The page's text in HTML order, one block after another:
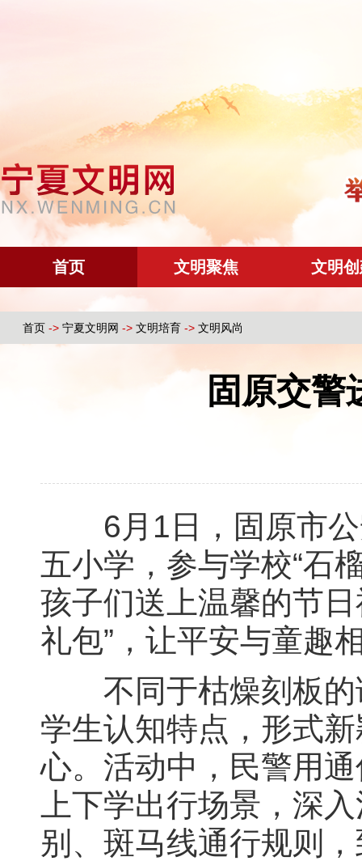
首页 文明聚焦 文明
首页 -> 宁夏文明网 -> 文明培育 -> 文明风尚
固原交警
6月1日，‌固原市公
五小学，参与学校“石
孩子们送上温馨的节
礼包”，让平安与童趣
不同于枯燥刻板的
学生认知特点，形式
心。活动中，民警用
上下学出行场景，深
别、斑马线通行规则